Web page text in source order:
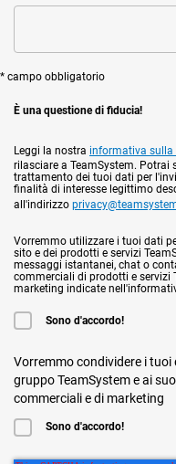
* campo obbligatorio
È una questione di fiducia!
Leggi la nostra informativa sulla
rilasciare a TeamSystem. Potrai
trattamento dei tuoi dati per
finalità di interesse legittimo
all'indirizzo
Vorremmo utilizzare i tuoi dati
sito e dei prodotti e servizi
messaggi istantanei, chat o
commerciali di prodotti e servizi
marketing indicate
Sono d'accordo!
Vorremmo condividere i tuoi
gruppo TeamSystem e ai
commerciali e di marketing
Sono d'accordo!